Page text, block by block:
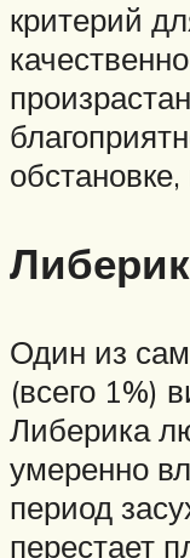
критерий
Один из
(всего 1%)
Либерика
умеренно
период
перестает